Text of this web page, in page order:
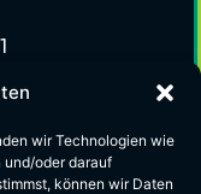
wir Technologien wie
und/oder darauf
können wir Daten